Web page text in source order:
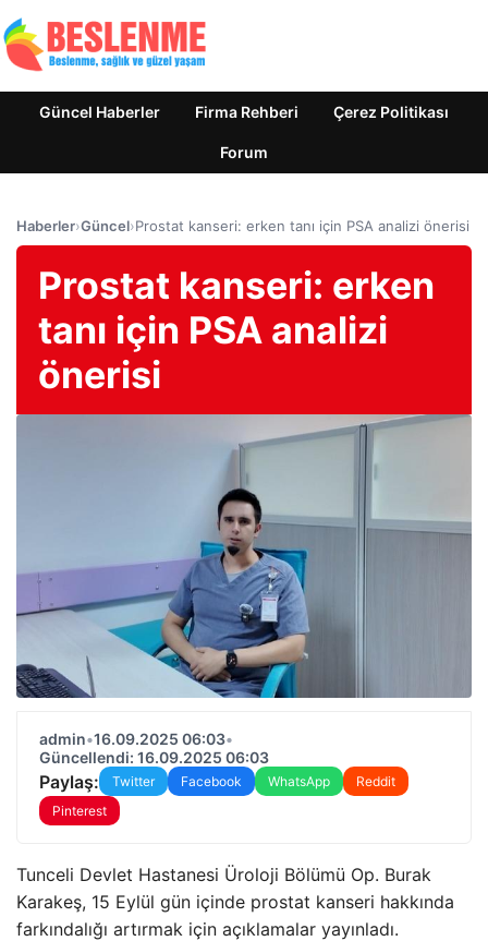
Güncel Haberler Firma Rehberi Çerez Politikası
Forum
Haberler›Güncel›Prostat kanseri: erken tanı için PSA analizi önerisi
Prostat kanseri: erken
tanı için PSA analizi
önerisi
admin•16.09.2025 06:03•
Güncellendi: 16.09.2025 06:03
Paylaş: Twitter Facebook WhatsApp
Reddit
Pinterest
Tunceli Devlet Hastanesi Üroloji Bölümü Op. Burak
Karakeş, 15 Eylül gün içinde prostat kanseri hakkında
farkındalığı artırmak için açıklamalar yayınladı.